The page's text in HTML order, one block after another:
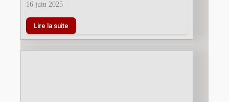
16 juin 2025
Lire la suite